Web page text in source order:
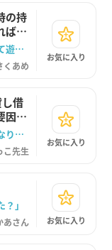
の持
ばい
「うちではこういうお約束をして遊びに行くよ」
くあめ
お気に入り
し借
因と
「借りたものは、返さなくてはなりません。」
こ先生
お気に入り
」
あさん お気に入り